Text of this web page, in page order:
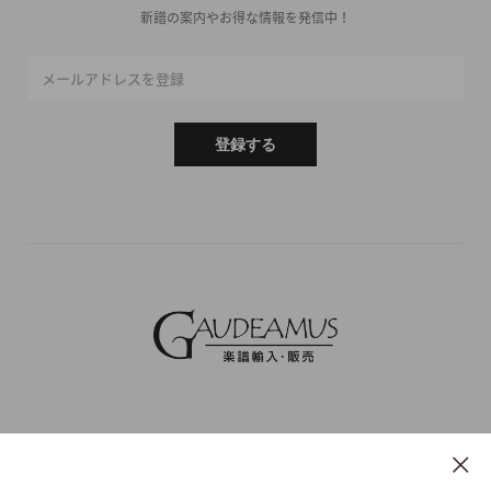
新譜の案内やお得な情報を発信中！
メールアドレスを登録
登録する